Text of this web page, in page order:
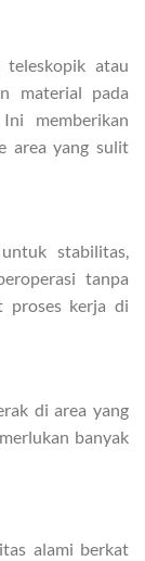
atau
material pada
memberikan
area yang sulit
stabilitas,
tanpa
proses kerja di
di area yang
banyak
alami berkat